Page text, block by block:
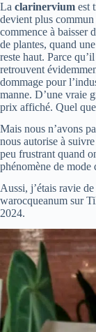
La clarinervium est
devient plus
commence à baisser
de plantes, quand
reste haut. Parce
retrouvent
dommage pour
manne. D’une vraie
prix affiché. Quel
Mais nous n’avons
nous autorise à
peu frustrant quand
phénomène de mode
Aussi, j’étais ravie
warocqueanum sur
2024.